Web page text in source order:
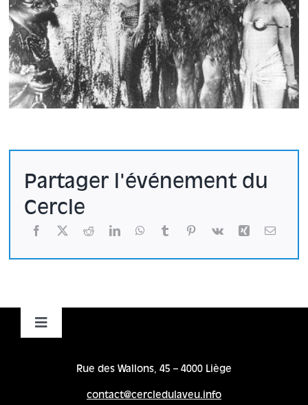
Partager l'événement du
Cercle
Toggle
Rue des Wallons, 45 – 4000 Liège
contact@cercledulaveu.info